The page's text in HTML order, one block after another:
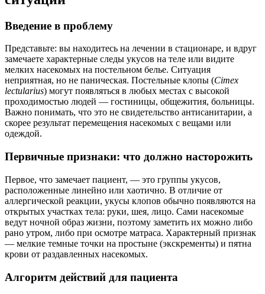
Введение в проблему
Представьте: вы находитесь на лечении в стационаре, и вдруг
замечаете характерные следы укусов на теле или видите
мелких насекомых на постельном белье. Ситуация
неприятная, но не паническая. Постельные клопы (Cimex
lectularius) могут появляться в любых местах с высокой
проходимостью людей — гостиницы, общежития, больницы.
Важно понимать, что это не свидетельство антисанитарии, а
скорее результат перемещения насекомых с вещами или
одеждой.
Первичные признаки: что должно насторожить
Первое, что замечает пациент, — это группы укусов,
расположенные линейно или хаотично. В отличие от
аллергической реакции, укусы клопов обычно появляются на
открытых участках тела: руки, шея, лицо. Сами насекомые
ведут ночной образ жизни, поэтому заметить их можно либо
рано утром, либо при осмотре матраса. Характерный признак
— мелкие темные точки на простыне (экскременты) и пятна
крови от раздавленных насекомых.
Алгоритм действий для пациента